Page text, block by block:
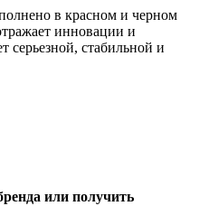
в красном и черном
инновации и
серьезной, стабильной и
или получить